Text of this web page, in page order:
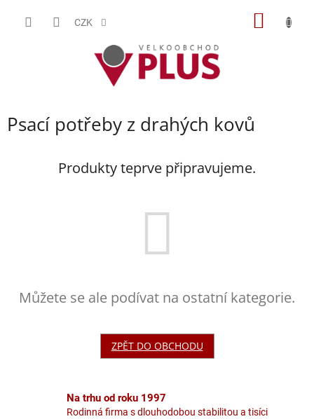
CZK
Psací potřeby z drahých kovů
Produkty teprve připravujeme.
Můžete se ale podívat na ostatní kategorie.
ZPĚT DO OBCHODU
Na trhu od roku 1997
Rodinná firma s dlouhodobou stabilitou a tisíci